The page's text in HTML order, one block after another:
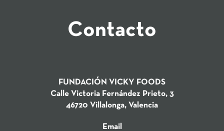
Contacto
FUNDACIÓN VICKY FOODS
Calle Victoria Fernández Prieto, 3
46720 Villalonga, Valencia
Email